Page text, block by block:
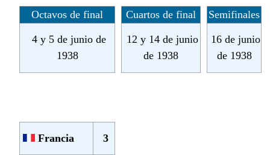
Octavos de final Cuartos de final Semifinales
4 y 5 de junio de
1938
12 y 14 de junio
de 1938
16 de junio
de 1938
Francia 3